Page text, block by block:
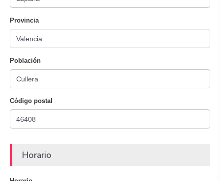
Provincia
Población
Código postal
Horario